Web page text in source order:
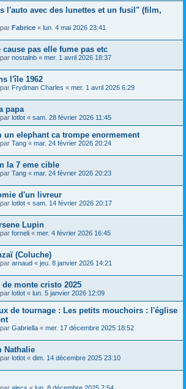
l'auto avec des lunettes et un fusil" (film,
Fabrice « lun. 4 mai 2026 23:41
cause pas elle fume pas etc
nostalnb « mer. 1 avril 2026 18:37
l'île 1962
Frydman Charles « mer. 1 avril 2026 6:29
papa
lotlot « sam. 28 février 2026 11:45
un elephant ca trompe enormement
Tang « mar. 24 février 2026 20:24
la 7 eme cible
Tang « mar. 24 février 2026 20:23
d'un livreur
lotlot « sam. 14 février 2026 20:17
Lupin
forneli « mer. 4 février 2026 16:45
(Coluche)
arnaud « jeu. 8 janvier 2026 14:21
monte cristo 2025
lotlot « lun. 5 janvier 2026 12:09
de tournage : Les petits mouchoirs : l'église
Gabriella « mer. 17 décembre 2025 18:52
Nathalie
lotlot « dim. 14 décembre 2025 23:10